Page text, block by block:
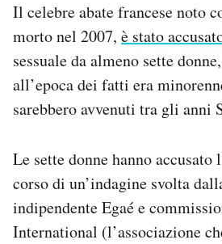
CALENDARIO
AREA PERSONALE
Newsletter
Notifiche mobile
Regala il Post
Hai bisogno di aiuto?
Il celebre abate francese noto
morto nel 2007, è stato
sessuale da almeno sette
all’epoca dei fatti era
sarebbero avvenuti tra gli anni
Le sette donne hanno accusato
corso di un’indagine svolta
indipendente Egaé e
International (l’associazione